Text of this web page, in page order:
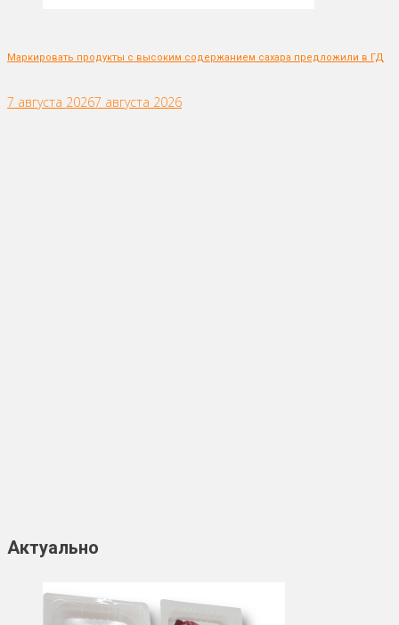
Маркировать продукты с высоким содержанием сахара предложили в ГД
7 августа 20267 августа 2026
Актуально